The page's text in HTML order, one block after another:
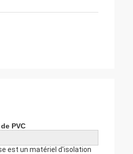
PVC
est un matériel d'isolation